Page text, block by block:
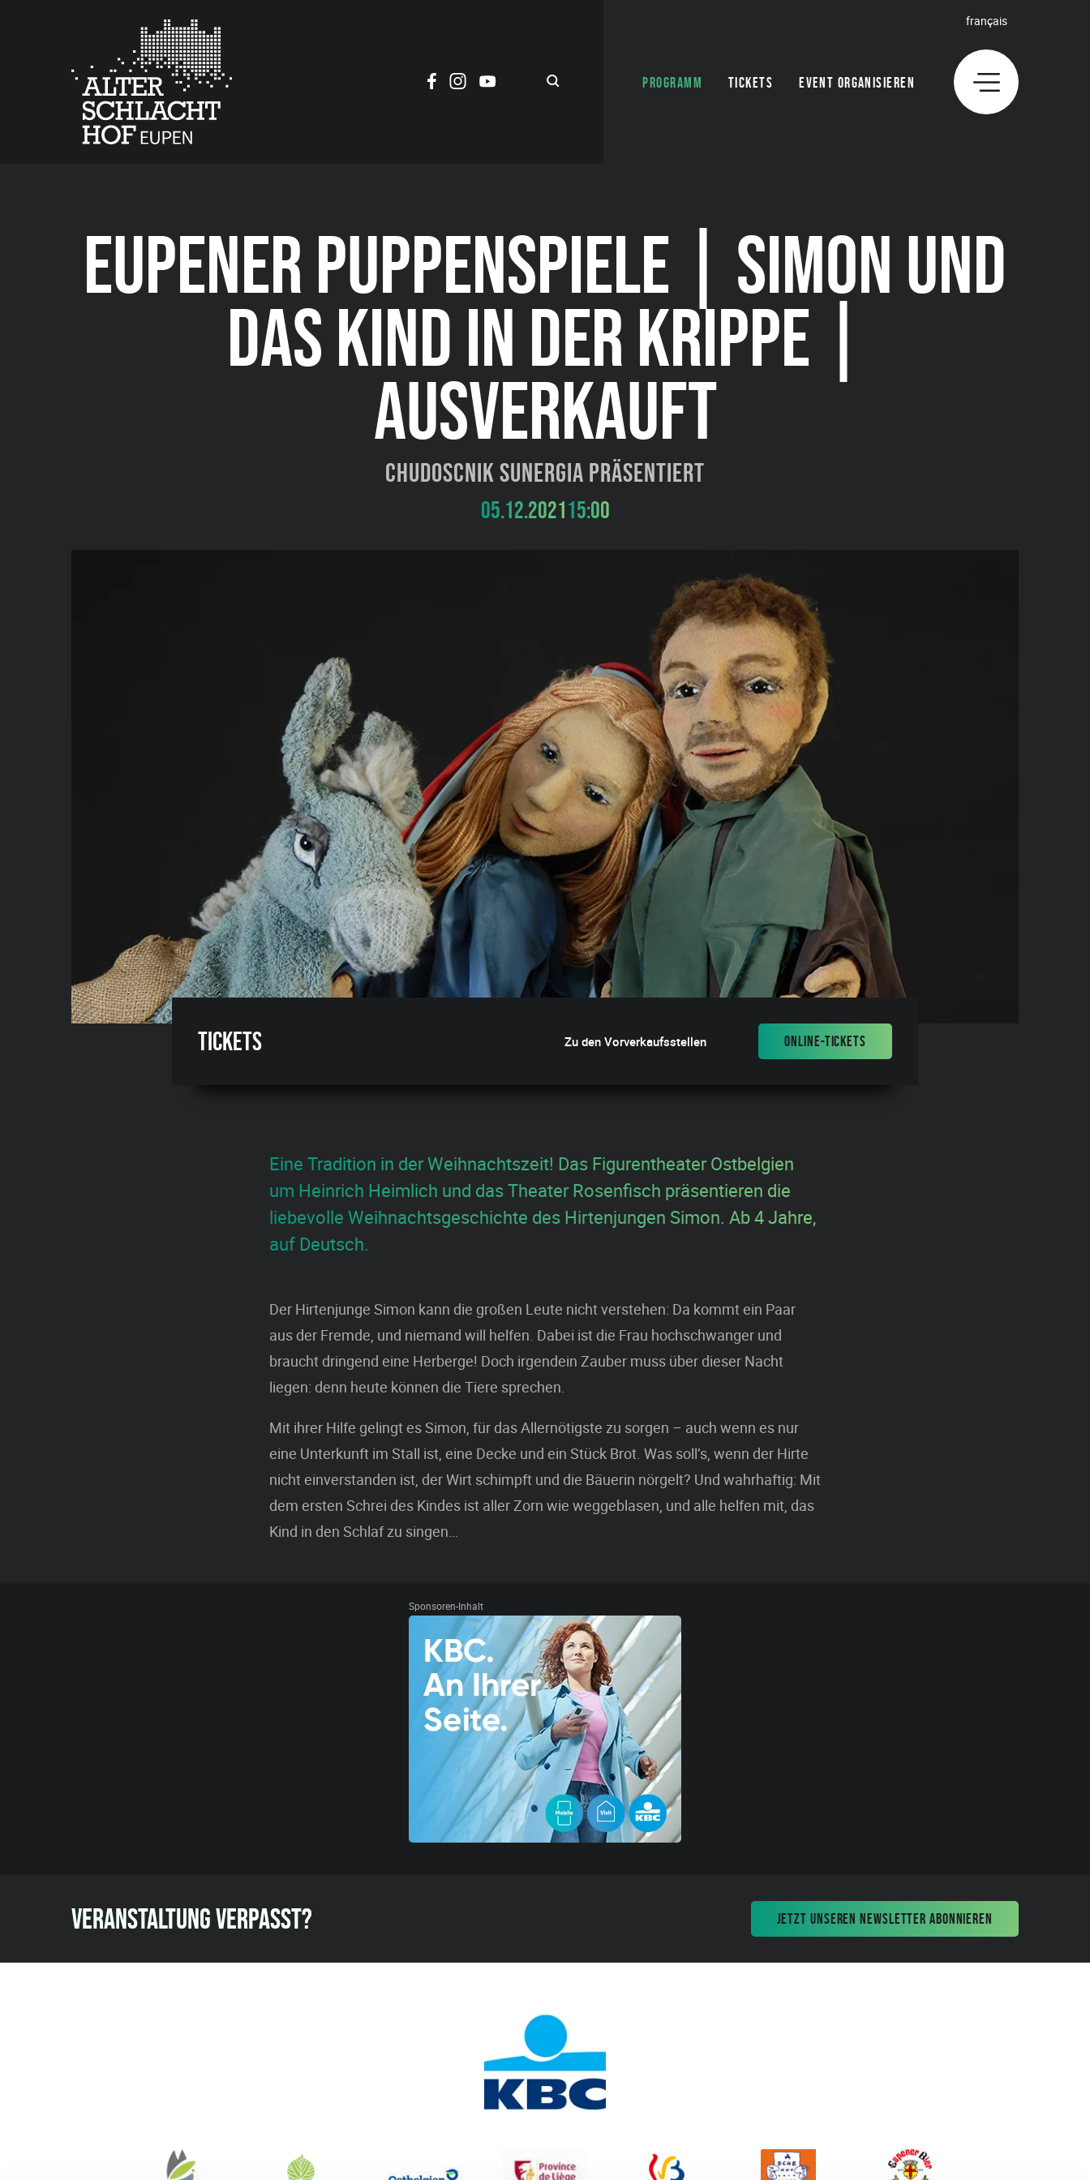
PROGRAMM TICKETS EVENT ORGANISIEREN
français
EUPENER PUPPENSPIELE | SIMON UND
DAS KIND IN DER KRIPPE |
AUSVERKAUFT
Chudoscnik Sunergia präsentiert
05.12.202115:00
Tickets Zu den Vorverkaufsstellen ONLINE-TICKETS
Eine Tradition in der Weihnachtszeit! Das Figurentheater Ostbelgien
um Heinrich Heimlich und das Theater Rosenfisch präsentieren die
liebevolle Weihnachtsgeschichte des Hirtenjungen Simon. Ab 4 Jahre,
auf Deutsch.
Der Hirtenjunge Simon kann die großen Leute nicht verstehen: Da kommt ein Paar
aus der Fremde, und niemand will helfen. Dabei ist die Frau hochschwanger und
braucht dringend eine Herberge! Doch irgendein Zauber muss über dieser Nacht
liegen: denn heute können die Tiere sprechen.
Mit ihrer Hilfe gelingt es Simon, für das Allernötigste zu sorgen – auch wenn es nur
eine Unterkunft im Stall ist, eine Decke und ein Stück Brot. Was soll’s, wenn der Hirte
nicht einverstanden ist, der Wirt schimpft und die Bäuerin nörgelt? Und wahrhaftig: Mit
dem ersten Schrei des Kindes ist aller Zorn wie weggeblasen, und alle helfen mit, das
Kind in den Schlaf zu singen…
Sponsoren-Inhalt
VERANSTALTUNG VERPASST? JETZT UNSEREN NEWSLETTER ABONNIEREN